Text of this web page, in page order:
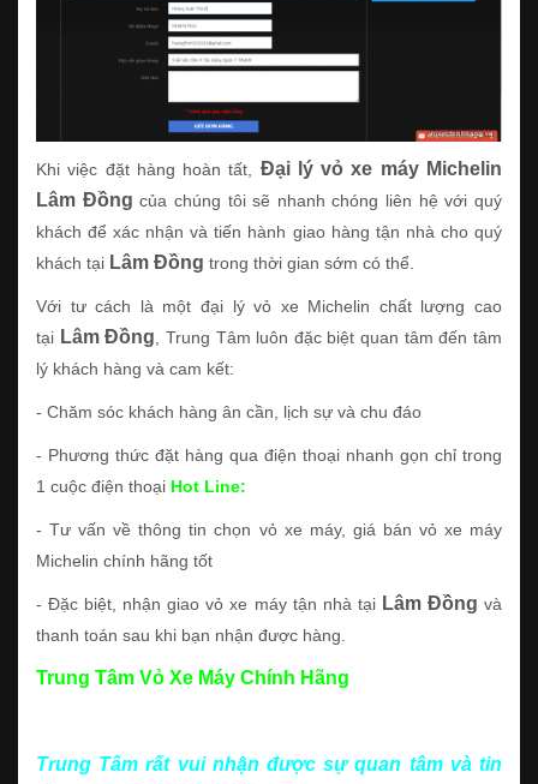
Khi việc đặt hàng hoàn tất, Đại lý vỏ xe máy Michelin
Lâm Đồng của chúng tôi sẽ nhanh chóng liên hệ với quý
khách để xác nhận và tiến hành giao hàng tận nhà cho quý
khách tại Lâm Đồng trong thời gian sớm có thể.
Với tư cách là một đại lý vỏ xe Michelin chất lượng cao
tại Lâm Đồng , Trung Tâm luôn đặc biệt quan tâm đến tâm
lý khách hàng và cam kết:
- Chăm sóc khách hàng ân cần, lịch sự và chu đáo
- Phương thức đặt hàng qua điện thoại nhanh gọn chỉ trong
1 cuộc điện thoại Hot Line:
- Tư vấn về thông tin chọn vỏ xe máy, giá bán vỏ xe máy
Michelin chính hãng tốt
- Đặc biệt, nhận giao vỏ xe máy tận nhà tại Lâm Đồng và
thanh toán sau khi bạn nhận được hàng.
Trung Tâm Vỏ Xe Máy Chính Hãng
Trung Tâm rất vui nhận được sự quan tâm và tin